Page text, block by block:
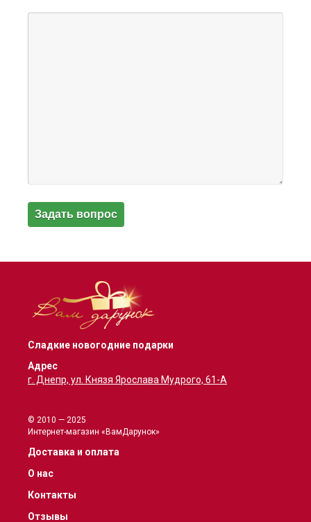
Сладкие новогодние подарки
Адрес
г. Днепр, ул. Князя Ярослава Мудрого, 61-А
© 2010 — 2025
Интернет-магазин «ВамДарунок»
Доставка и оплата
О нас
Контакты
Отзывы